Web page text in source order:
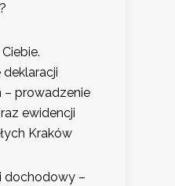
prowadzenie
ewidencji
Kraków
dochodowy –